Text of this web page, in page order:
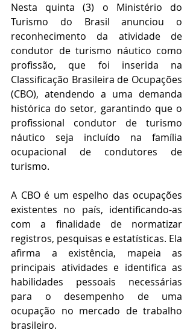
Nesta quinta (3) o Ministério do
Turismo do Brasil anunciou o
reconhecimento da atividade de
condutor de turismo náutico como
profissão, que foi inserida na
Classificação Brasileira de Ocupações
(CBO), atendendo a uma demanda
histórica do setor, garantindo que o
profissional condutor de turismo
náutico seja incluído na família
ocupacional de condutores de
turismo.
A CBO é um espelho das ocupações
existentes no país, identificando-as
com a finalidade de normatizar
registros, pesquisas e estatísticas. Ela
afirma a existência, mapeia as
principais atividades e identifica as
habilidades pessoais necessárias
para o desempenho de uma
ocupação no mercado de trabalho
brasileiro.